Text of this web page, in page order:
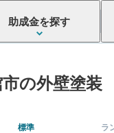
助成金を探す
市の外壁塗
標準 ラ